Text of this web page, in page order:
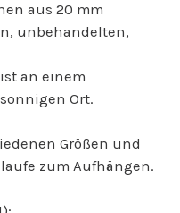
aus 20 mm
unbehandelten,
an einem
Ort.
Größen und
zum Aufhängen.